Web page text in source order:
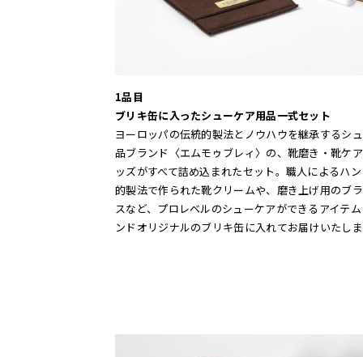
1品目
ブリキ缶に入ったシューケア用品一式セット
ヨーロッパの伝統的製法とノウハウを継承するシ
品ブランド〈エムモゥブレィ〉の、靴磨き・靴ケ
ッズがすべて詰め込まれたセット。職人によるハ
的製法で作られた靴クリームや、磨き上げ用のブ
スなど、プロレベルのシューケアができるアイテ
ンドオリジナルのブリキ缶に入れてお届けいたし